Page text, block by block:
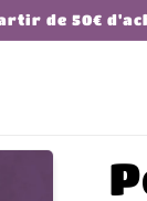
de 50€